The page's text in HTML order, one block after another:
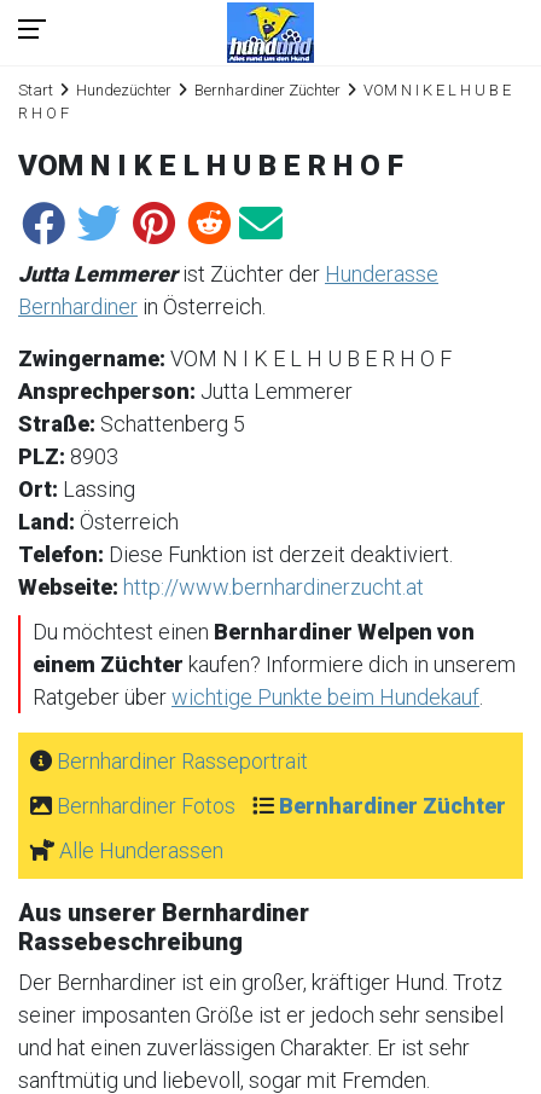
Start Hundezüchter Bernhardiner Züchter
VOM N I K E L H U B E
R H O F
VOM N I K E L H U B E R H O F
Jutta Lemmererist Züchter der Hunderasse
Bernhardiner in Österreich.
Zwingername: VOM N I K E L H U B E R H O F
Ansprechperson: Jutta Lemmerer
Straße: Schattenberg 5
PLZ: 8903
Ort: Lassing
Land: Österreich
Telefon: Diese Funktion ist derzeit deaktiviert.
Webseite: http://www.bernhardinerzucht.at
Du möchtest einen Bernhardiner Welpen von
einem Züchter kaufen? Informiere dich in unserem
Ratgeber überwichtige Punkte beim Hundekauf
Bernhardiner Rasseportrait
Bernhardiner Fotos
Bernhardiner Züchter
Alle Hunderassen
Aus unserer Bernhardiner
Rassebeschreibung
Der Bernhardiner ist ein großer, kräftiger Hund. Trotz
seiner imposanten Größe ist er jedoch sehr sensibel
und hat einen zuverlässigen Charakter. Er ist sehr
sanftmütig und liebevoll, sogar mit Fremden.